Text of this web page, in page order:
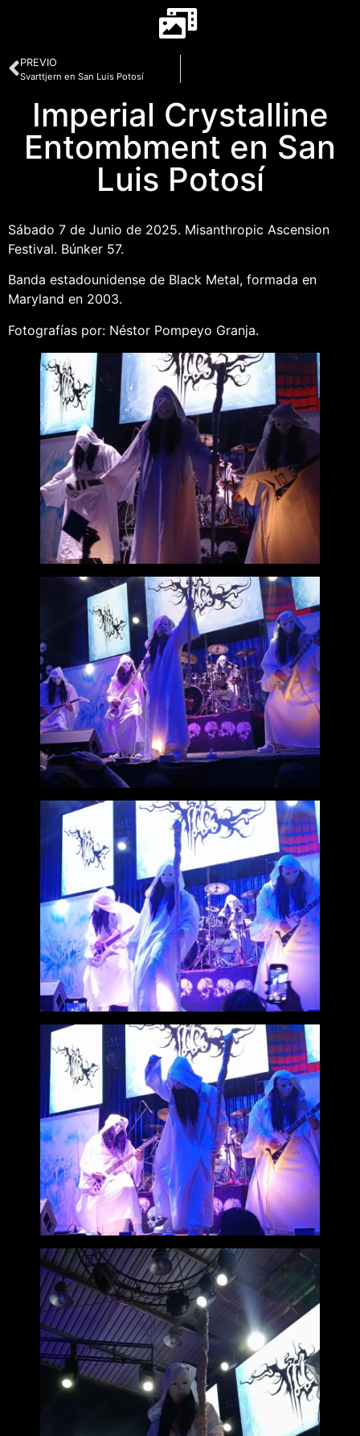
PREVIO
Svarttjern en San Luis Potosí
Imperial Crystalline
Entombment en San
Luis Potosí
Sábado 7 de Junio de 2025. Misanthropic Ascension
Festival. Búnker 57.
Banda estadounidense de Black Metal, formada en
Maryland en 2003.
Fotografías por: Néstor Pompeyo Granja.